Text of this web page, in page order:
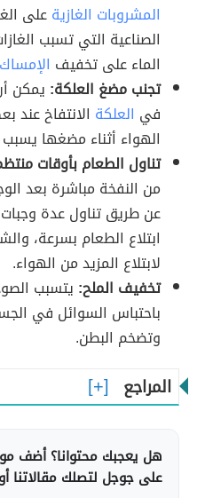
المشروبات الغازيةعلى
الصناعية التي تسبب
الماء على تخفيف الإمساك
تجنب مضغ العلكة: يمكن
في العلكة الانتفاخ عند
الهواء أثناء مضغها يسبب
تناول الطعام بأوقات
من النفخة مباشرة بعد
عن طريق تناول عدة
ابتلاع الطعام بسرعة،
لابتلاع المزيد من الهواء.
تخفيف الملح: يتسبب
باحتباس السوائل في
وتضخم البطن.
المراجع
هل يعجبك محتوانا؟ أضف
على جوجل لتصلك مقالاتنا